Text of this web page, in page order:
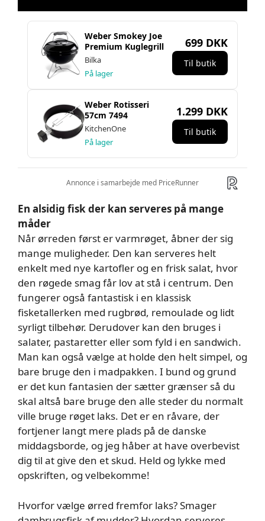
En alsidig fisk der kan serveres på mange
måder
Når ørreden først er varmrøget, åbner der sig
mange muligheder. Den kan serveres helt
enkelt med nye kartofler og en frisk salat, hvor
den røgede smag får lov at stå i centrum. Den
fungerer også fantastisk i en klassisk
fisketallerken med rugbrød, remoulade og lidt
syrligt tilbehør. Derudover kan den bruges i
salater, pastaretter eller som fyld i en sandwich.
Man kan også vælge at holde den helt simpel, og
bare bruge den i madpakken. I bund og grund
er det kun fantasien der sætter grænser så du
skal altså bare bruge den alle steder du normalt
ville bruge røget laks. Det er en råvare, der
fortjener langt mere plads på de danske
middagsborde, og jeg håber at have overbevist
dig til at give den et skud. Held og lykke med
opskriften, og velbekomme!
Hvorfor vælge ørred fremfor laks? Smager